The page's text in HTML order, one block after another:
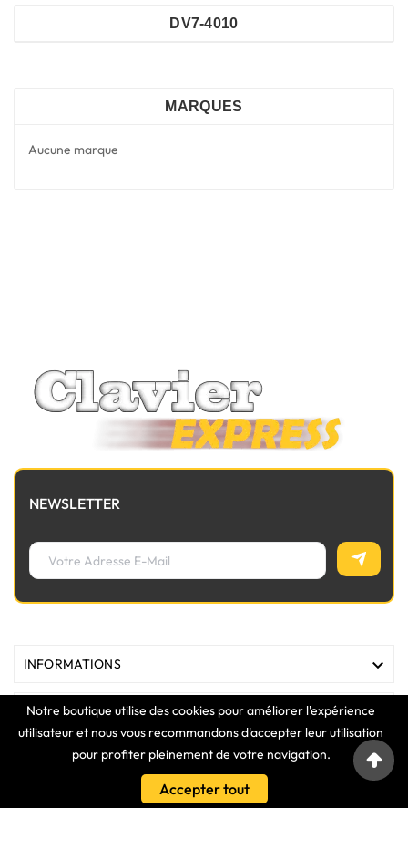
Notre boutique utilise des cookies pour améliorer l'expérience
utilisateur et nous vous recommandons d'accepter leur utilisation
pour profiter pleinement de votre navigation.
Accepter tout
DV7-4010
MARQUES
Aucune marque
NEWSLETTER
INFORMATIONS 
MAGASIN 

VOTRE COMPTE 